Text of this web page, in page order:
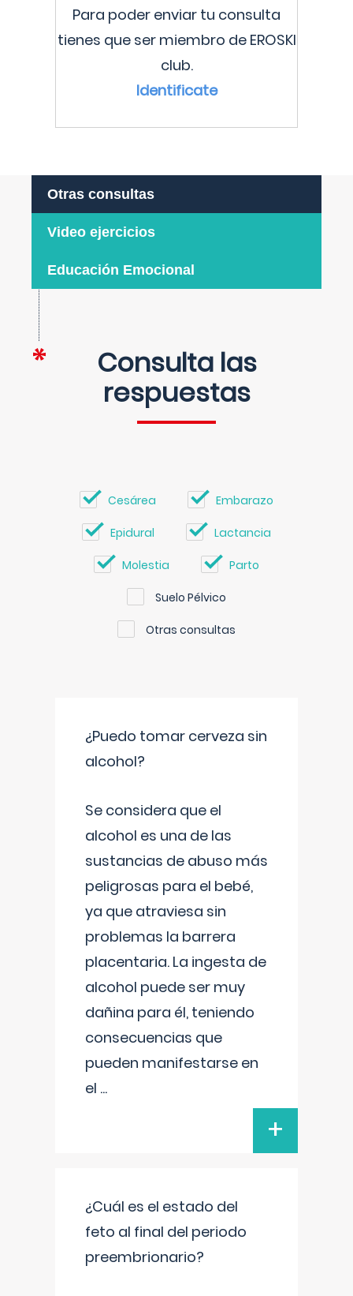
Para poder enviar tu consulta
tienes que ser miembro de EROSKI
club.
Identificate
Otras consultas
Video ejercicios
Educación Emocional
Consulta las
respuestas
Cesárea Embarazo
Epidural Lactancia
Molestia Parto
Suelo Pélvico
Otras consultas
¿Puedo tomar cerveza sin
alcohol?
Se considera que el
alcohol es una de las
sustancias de abuso más
peligrosas para el bebé,
ya que atraviesa sin
problemas la barrera
placentaria. La ingesta de
alcohol puede ser muy
dañina para él, teniendo
consecuencias que
pueden manifestarse en
el ...
+
¿Cuál es el estado del
feto al final del periodo
preembrionario?